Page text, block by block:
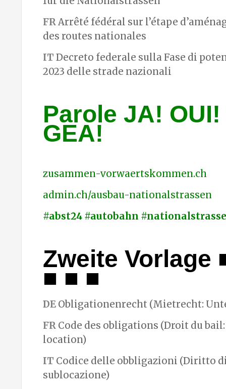
FRArrêté fédéral sur l’étape
des routes nationales
IT Decreto federale sulla Fase di
2023 delle strade nazionali
Parole JA! OUI!
GEA!
zusammen-vorwaertskommen.ch
admin.ch/ausbau-nationalstrassen
#abst24 #autobahn
Zweite Vorlage
■ ■ ■
DE Obligationenrecht (Mietrecht:
FR Code des obligations (Droit du
location)
IT Codice delle obbligazioni (Diritto
sublocazione)